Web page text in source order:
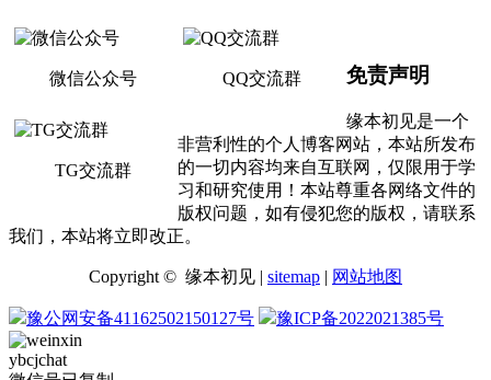
微信公众号 QQ交流群
TG交流群
免责声明
缘本初见是一个
非营利性的个人博客网站，本站所发布
的一切内容均来自互联网，仅限用于学
习和研究使用！本站尊重各网络文件的
版权问题，如有侵犯您的版权，请联系
我们，本站将立即改正。
Copyright © 缘本初见 | sitemap | 网站地图
豫公网安备41162502150127号 豫ICP备2022021385号
ybcjchat